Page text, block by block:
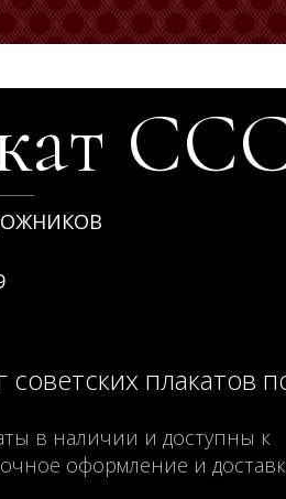
советских плакатов
в наличии и доступны к
оформление и